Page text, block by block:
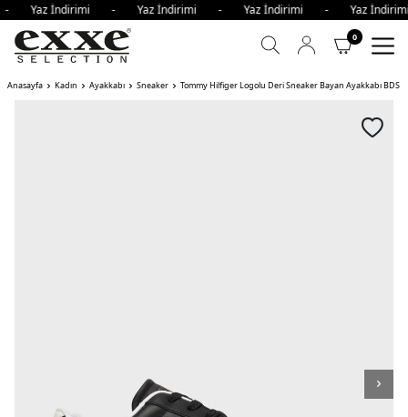
Yaz İndirimi - Yaz İndirimi - Yaz İndirimi - Yaz
0
Anasayfa Kadın Ayakkabı Sneaker Tommy Hilfiger Logolu Deri Sneaker Bayan Ayakkabı BDS